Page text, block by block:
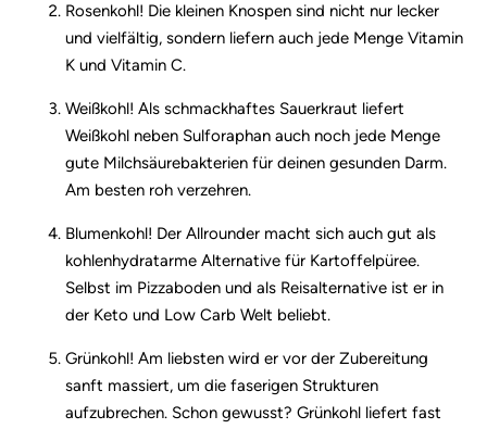
Rosenkohl! Die kleinen Knospen sind nicht nur lecker
und vielfältig, sondern liefern auch jede Menge Vitamin
K und Vitamin C.
Weißkohl! Als schmackhaftes Sauerkraut liefert
Weißkohl neben Sulforaphan auch noch jede Menge
gute Milchsäurebakterien für deinen gesunden Darm.
Am besten roh verzehren.
Blumenkohl! Der Allrounder macht sich auch gut als
kohlenhydratarme Alternative für Kartoffelpüree.
Selbst im Pizzaboden und als Reisalternative ist er in
der Keto und Low Carb Welt beliebt.
Grünkohl! Am liebsten wird er vor der Zubereitung
sanft massiert, um die faserigen Strukturen
aufzubrechen. Schon gewusst? Grünkohl liefert fast